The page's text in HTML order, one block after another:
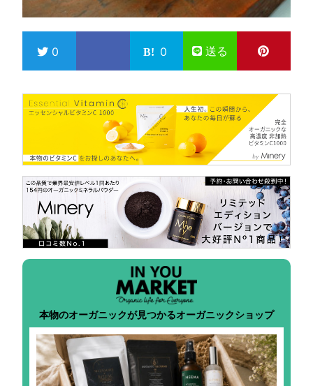
0 0 送る
本物のオーガニックが見つかるオーガニックショップ